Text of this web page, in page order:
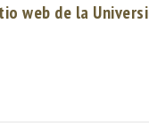
web de la